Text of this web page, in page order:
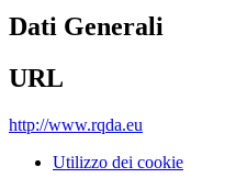
Dati Generali
URL
http://www.rqda.eu
Utilizzo dei cookie